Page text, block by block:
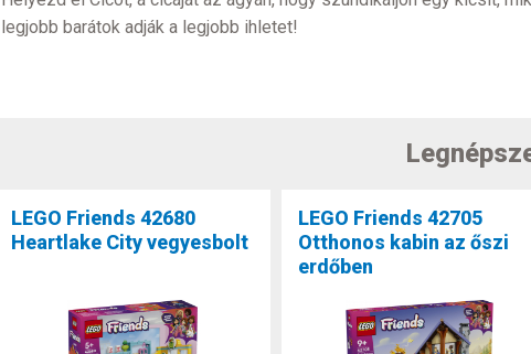
legjobb barátok adják a legjobb ihletet!
LEGO Friends 42680
Heartlake City vegyesbolt
LEGO Friends 42705
Otthonos kabin az őszi
erdőben